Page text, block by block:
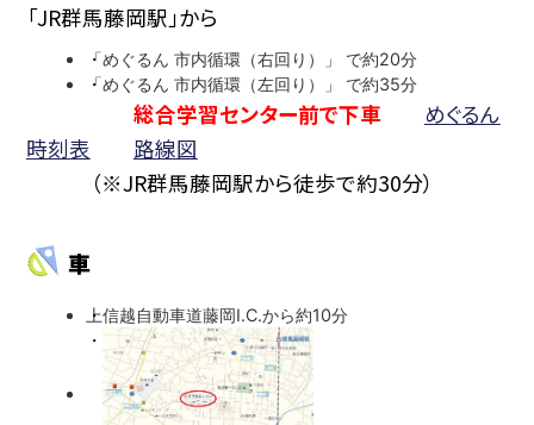
「JR群馬藤岡駅」から
「めぐるん 市内循環（右回り）」 で約20分
「めぐるん 市内循環（左回り）」 で約35分
総合学習センター前で下車
めぐるん
時刻表
路線図
（※JR群馬藤岡駅から徒歩で約30分）
車
上信越自動車道藤岡I.C.から約10分